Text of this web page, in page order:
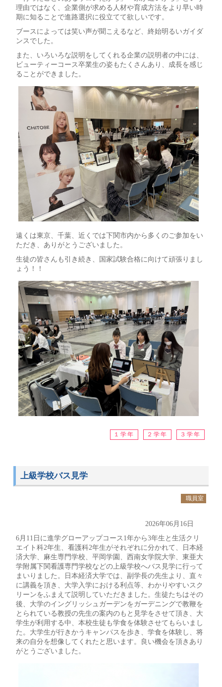
理由ではなく、企業側が求める人材や育成方法をより早い時
期に知ることで進路選択に役立てて欲しいです。
ブースによっては笑い声が聞こえるなど、終始明るいガイダ
ンスでした。
また、いろいろな説明をしてくれる企業の説明者の中には、
ビューティーコース卒業生の姿もたくさんあり、成長を感じ
ることができました。
遠くは東京、千葉、近くでは下関市内から多くのご参加をい
ただき、ありがとうございました。
生徒の皆さんも引き続き、国家試験合格に向けて頑張りまし
ょう！！
１学年 ２学年 ３学年
上級学校バス見学
職員室
2026年06月16日
6月11日に進学グローアップコース1年から3年生と生活クリ
エイト科2年生、看護科2年生がそれぞれに分かれて、日本経
済大学、麻生専門学校、平岡学園、西南女学院大学、東亜大
学附属下関看護専門学校などの上級学校へバス見学に行って
まいりました。日本経済大学では、副学長の先生より、直々
に講義を頂き、大学入学における利点等、わかりやすいスク
リーンをふまえて説明していただきました。生徒たちはその
後、大学のイングリッシュガーデンをガーデニングで教鞭を
とられている教授の先生の案内のもと見学をさせて頂き、大
学生が利用する中、本校生徒も学食を体験させてもらいまし
た。大学生が行きかうキャンパスを歩き、学食を体験し、将
来の自分を想像してくれたと思います。良い機会を頂きあり
がとうございました。